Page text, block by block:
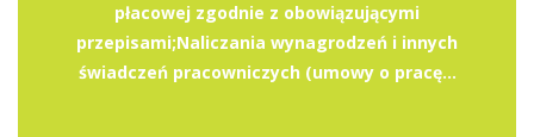
płacowej zgodnie z obowiązującymi
przepisami;Naliczania wynagrodzeń i innych
świadczeń pracowniczych (umowy o pracę...